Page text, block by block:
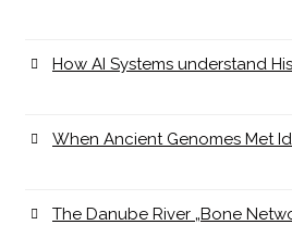
How AI Systems understand
When Ancient Genomes Met
The Danube River „Bone